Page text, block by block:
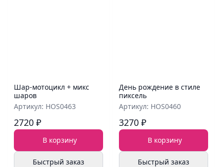
Шар‑мотоцикл + микс
шаров
Артикул: HOS0463
2720 ₽
В корзину
Быстрый заказ
День рождение в стиле
пиксель
Артикул: HOS0460
3270 ₽
В корзину
Быстрый заказ